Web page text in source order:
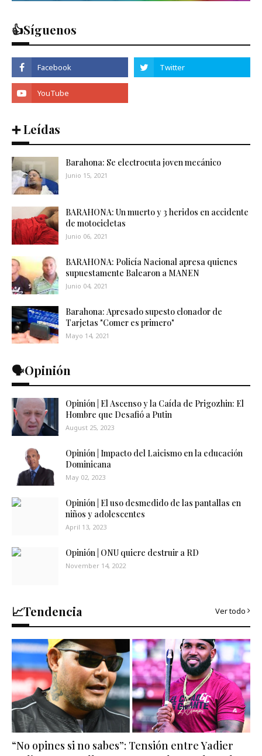
👍Síguenos
➕ Leídas
Barahona: Se electrocuta joven mecánico
Junio 15, 2021
BARAHONA: Un muerto y 3 heridos en accidente
de motocicletas
Junio 06, 2021
BARAHONA: Policía Nacional apresa quienes
supuestamente Balearon a MANEN
Junio 04, 2021
Barahona: Apresado supesto clonador de
Tarjetas "Comer es primero"
Mayo 14, 2021
🗣️Opinión
Opinión | El Ascenso y la Caída de Prigozhin: El
Hombre que Desafió a Putin
August 25, 2023
Opinión | Impacto del Laicismo en la educación
Dominicana
May 02, 2023
Opinión | El uso desmedido de las pantallas en
niños y adolescentes
April 13, 2023
Opinión | ONU quiere destruir a RD
November 14, 2022
📈Tendencia Ver todo
“No opines si no sabes”: Tensión entre Yadier